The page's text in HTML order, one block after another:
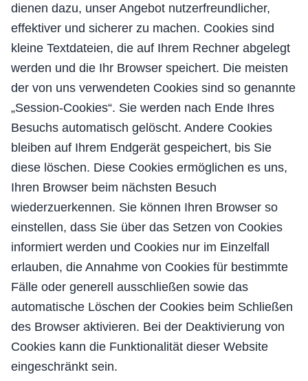
dienen dazu, unser Angebot nutzerfreundlicher,
effektiver und sicherer zu machen. Cookies sind
kleine Textdateien, die auf Ihrem Rechner abgelegt
werden und die Ihr Browser speichert. Die meisten
der von uns verwendeten Cookies sind so genannte
„Session-Cookies“. Sie werden nach Ende Ihres
Besuchs automatisch gelöscht. Andere Cookies
bleiben auf Ihrem Endgerät gespeichert, bis Sie
diese löschen. Diese Cookies ermöglichen es uns,
Ihren Browser beim nächsten Besuch
wiederzuerkennen. Sie können Ihren Browser so
einstellen, dass Sie über das Setzen von Cookies
informiert werden und Cookies nur im Einzelfall
erlauben, die Annahme von Cookies für bestimmte
Fälle oder generell ausschließen sowie das
automatische Löschen der Cookies beim Schließen
des Browser aktivieren. Bei der Deaktivierung von
Cookies kann die Funktionalität dieser Website
eingeschränkt sein.